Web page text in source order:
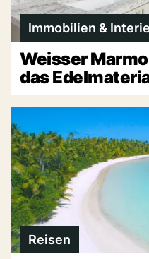
Immobilien &
Weisser
das
Reisen